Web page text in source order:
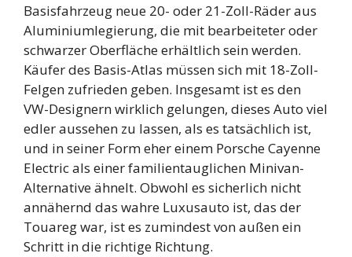
Basisfahrzeug neue 20- oder 21-Zoll-Räder aus
Aluminiumlegierung, die mit bearbeiteter oder
schwarzer Oberfläche erhältlich sein werden.
Käufer des Basis-Atlas müssen sich mit 18-Zoll-
Felgen zufrieden geben. Insgesamt ist es den
VW-Designern wirklich gelungen, dieses Auto viel
edler aussehen zu lassen, als es tatsächlich ist,
und in seiner Form eher einem Porsche Cayenne
Electric als einer familientauglichen Minivan-
Alternative ähnelt. Obwohl es sicherlich nicht
annähernd das wahre Luxusauto ist, das der
Touareg war, ist es zumindest von außen ein
Schritt in die richtige Richtung.